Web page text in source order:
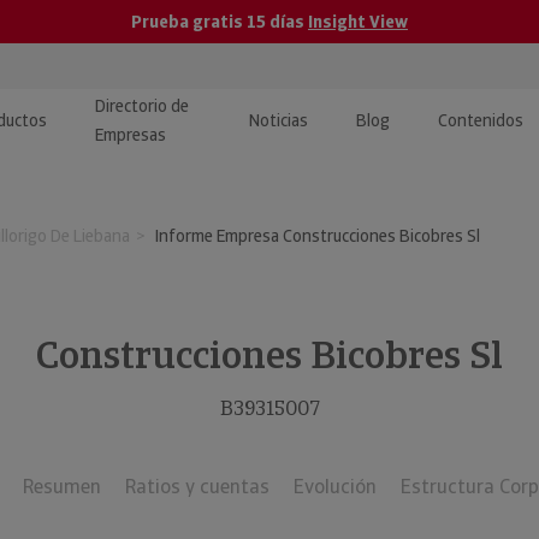
Prueba gratis 15 días Insight View
y ERP
Directorio de
Empresas
Noticias Blog Contenidos
y tutoriales
Investigada
De Liebana Informe Empresa Construcciones Bicobres Sl
Construcciones Bicobres Sl
B39315007
Resumen Ratios y cuentas Evolución Estructura